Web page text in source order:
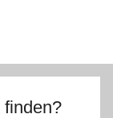
finden?